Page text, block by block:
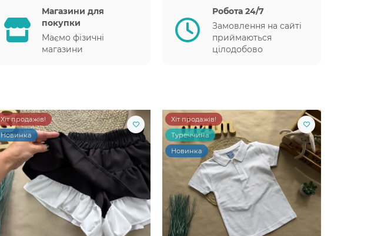
Магазини для
покупки
Маємо фізичні
магазини
Робота 24/7
Замовлення на сайті
приймаються
цілодобово
Хіт продажів!
Новинка
Хіт продажів!
Туреччина
Новинка